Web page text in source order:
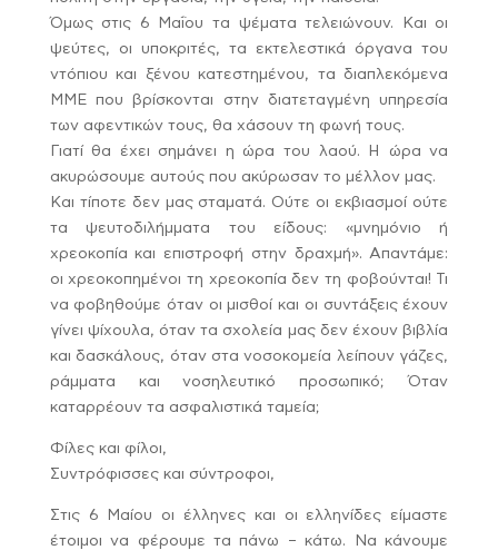
Όμως στις 6 Μαΐου τα ψέματα τελειώνουν. Και οι
ψεύτες, οι υποκριτές, τα εκτελεστικά όργανα του
ντόπιου και ξένου κατεστημένου, τα διαπλεκόμενα
ΜΜΕ που βρίσκονται στην διατεταγμένη υπηρεσία
των αφεντικών τους, θα χάσουν τη φωνή τους.
Γιατί θα έχει σημάνει η ώρα του λαού. Η ώρα να
ακυρώσουμε αυτούς που ακύρωσαν το μέλλον μας.
Και τίποτε δεν μας σταματά. Ούτε οι εκβιασμοί ούτε
τα ψευτοδιλήμματα του είδους: «μνημόνιο ή
χρεοκοπία και επιστροφή στην δραχμή». Απαντάμε:
οι χρεοκοπημένοι τη χρεοκοπία δεν τη φοβούνται! Τι
να φοβηθούμε όταν οι μισθοί και οι συντάξεις έχουν
γίνει ψίχουλα, όταν τα σχολεία μας δεν έχουν βιβλία
και δασκάλους, όταν στα νοσοκομεία λείπουν γάζες,
ράμματα και νοσηλευτικό προσωπικό; Όταν
καταρρέουν τα ασφαλιστικά ταμεία;
Φίλες και φίλοι,
Συντρόφισσες και σύντροφοι,
Στις 6 Μαίου οι έλληνες και οι ελληνίδες είμαστε
έτοιμοι να φέρουμε τα πάνω – κάτω. Να κάνουμε